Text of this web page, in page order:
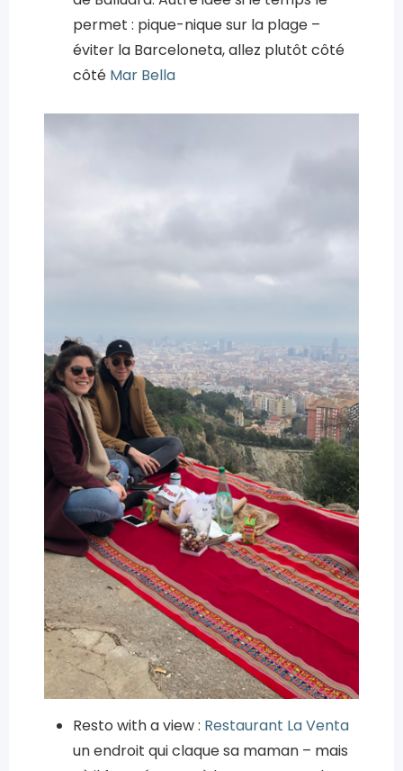
permet : pique-nique sur la plage –
éviter la Barceloneta, allez plutôt côté
côté Mar Bella
Resto with a view : Restaurant La Venta
un endroit qui claque sa maman – mais